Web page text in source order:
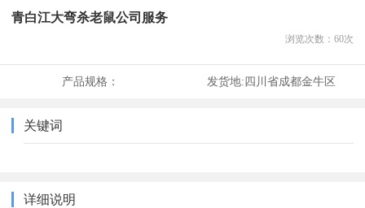
青白江大弯杀老鼠公司服务
浏览次数： 60次
产品规格： 发货地:四川省成都金牛区
关键词
详细说明